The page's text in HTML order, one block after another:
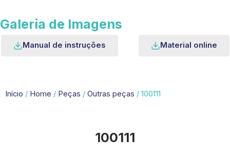
Galeria de Imagens
Manual de instruções Material online
Início / Home / Peças / Outras peças / 100111
100111